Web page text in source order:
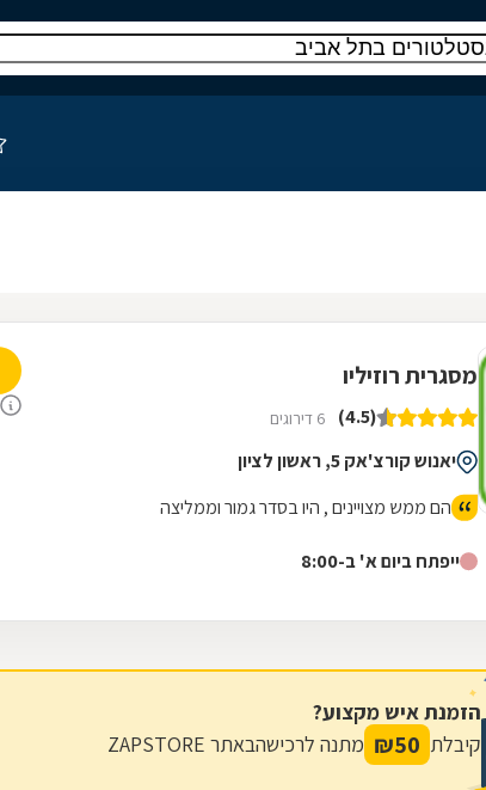
מסגרית רוזיליו
(4.5) 6 דירוגים
יאנוש קורצ'אק 5, ראשון לציון
הם ממש מצויינים , היו בסדר גמור וממליצה
ייפתח ביום א' ב-8:00
הזמנת איש מקצוע?
קיבלת 50
₪ מתנה לרכישהבאתר ZAPSTORE